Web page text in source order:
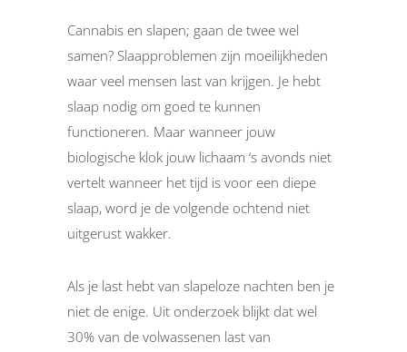
Cannabis en slapen; gaan de twee wel
samen? Slaapproblemen zijn moeilijkheden
waar veel mensen last van krijgen. Je hebt
slaap nodig om goed te kunnen
functioneren. Maar wanneer jouw
biologische klok jouw lichaam ‘s avonds niet
vertelt wanneer het tijd is voor een diepe
slaap, word je de volgende ochtend niet
uitgerust wakker.
Als je last hebt van slapeloze nachten ben je
niet de enige. Uit onderzoek blijkt dat wel
30% van de volwassenen last van